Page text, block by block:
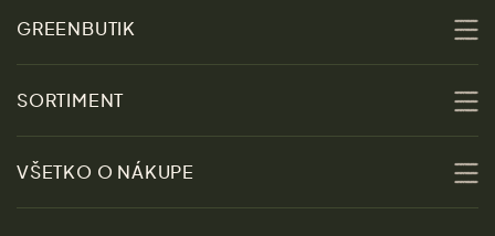
GREENBUTIK
Udržateľnosť
SORTIMENT
Zľavy
Ženy
VŠETKO O NÁKUPE